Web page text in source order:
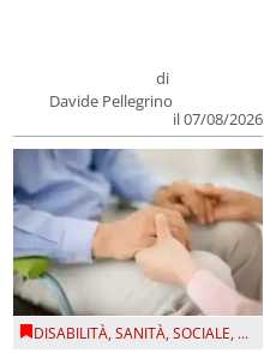
di
Davide Pellegrino
il 07/08/2026
DISABILITÀ,SANITÀ,SOCIALE, ...